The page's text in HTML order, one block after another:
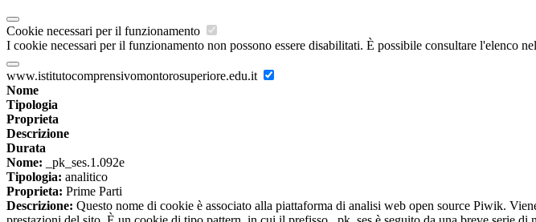
Cookie necessari per il funzionamento
I cookie necessari per il funzionamento non possono essere disabilitati. È possibile consultare l'elenco
www.istitutocomprensivomontorosuperiore.edu.it
Nome
Tipologia
Proprieta
Descrizione
Durata
Nome: _pk_ses.1.092e
Tipologia: analitico
Proprieta: Prime Parti
Descrizione: Questo nome di cookie è associato alla piattaforma di analisi web open source Piwik.